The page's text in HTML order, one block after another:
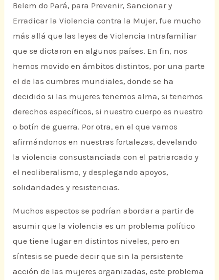
Belem do Pará, para Prevenir, Sancionar y
Erradicar la Violencia contra la Mujer, fue mucho
más allá que las leyes de Violencia Intrafamiliar
que se dictaron en algunos países. En fin, nos
hemos movido en ámbitos distintos, por una parte
el de las cumbres mundiales, donde se ha
decidido si las mujeres tenemos alma, si tenemos
derechos específicos, si nuestro cuerpo es nuestro
o botín de guerra. Por otra, en el que vamos
afirmándonos en nuestras fortalezas, develando
la violencia consustanciada con el patriarcado y
el neoliberalismo, y desplegando apoyos,
solidaridades y resistencias.
Muchos aspectos se podrían abordar a partir de
asumir que la violencia es un problema político
que tiene lugar en distintos niveles, pero en
síntesis se puede decir que sin la persistente
acción de las mujeres organizadas, este problema